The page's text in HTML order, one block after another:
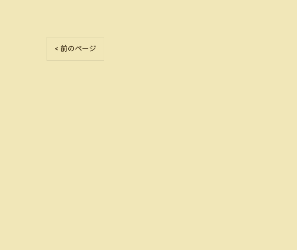
< 前のページ